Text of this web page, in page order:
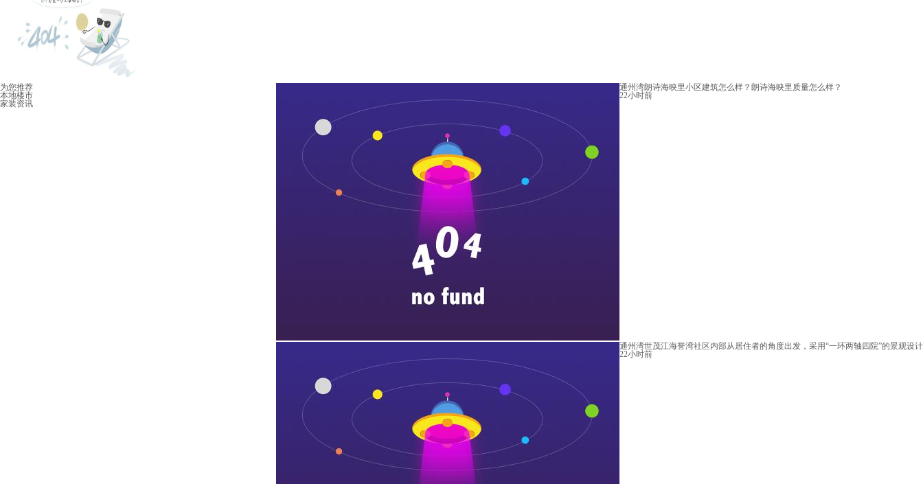
为您推荐
本地楼市
家装资讯
通州湾朗诗海映里小区建筑怎么样？朗诗海映里质量怎么样？
22小时前
通州湾世茂江海誉湾社区内部从居住者的角度出发，采用“一环两轴四院”的景观设计
22小时前